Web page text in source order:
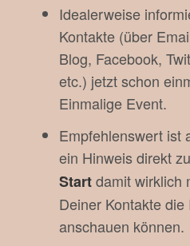
Idealerweise
Kontakte (über
Blog, Facebook,
etc.) jetzt schon
Einmalige Event.
Empfehlenswert ist
ein Hinweis direkt
Startdamit wirklich
Deiner Kontakte
anschauen können.